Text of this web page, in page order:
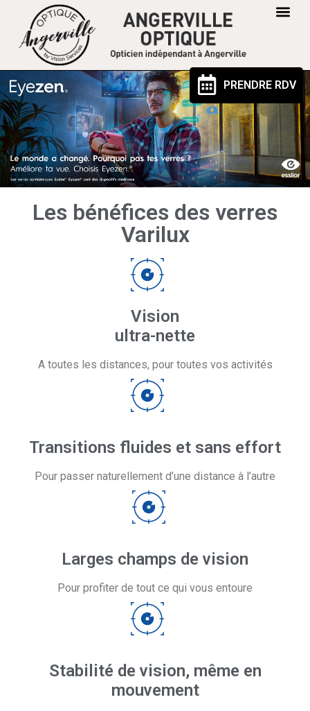
PRENDRE RDV
Les bénéfices des verres
Varilux
Vision
ultra-nette
A toutes les distances, pour toutes vos activités
Transitions fluides et sans effort
Pour passer naturellement​ d’une distance à l’autre
Larges champs de vision
Pour profiter de tout ce qui vous entoure
Stabilité de vision, même en
mouvement